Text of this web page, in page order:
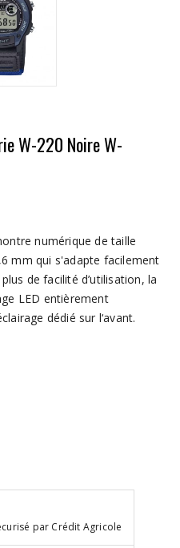
W-220 Noire W-
numérique de taille
mm qui s'adapte facilement
de facilité d’utilisation, la
LED entièrement
dédié sur l‘avant.
par Crédit Agricole